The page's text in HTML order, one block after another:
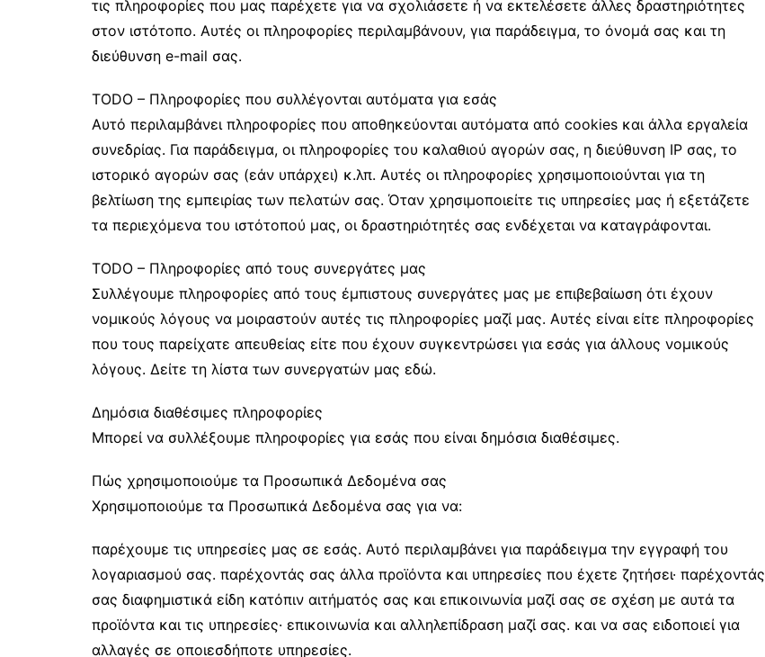
τις πληροφορίες που μας παρέχετε για να σχολιάσετε ή να εκτελέσετε άλλες δραστηριότητες
στον ιστότοπο. Αυτές οι πληροφορίες περιλαμβάνουν, για παράδειγμα, το όνομά σας και τη
διεύθυνση e-mail σας.
TODO – Πληροφορίες που συλλέγονται αυτόματα για εσάς
Αυτό περιλαμβάνει πληροφορίες που αποθηκεύονται αυτόματα από cookies και άλλα εργαλεία
συνεδρίας. Για παράδειγμα, οι πληροφορίες του καλαθιού αγορών σας, η διεύθυνση IP σας, το
ιστορικό αγορών σας (εάν υπάρχει) κ.λπ. Αυτές οι πληροφορίες χρησιμοποιούνται για τη
βελτίωση της εμπειρίας των πελατών σας. Όταν χρησιμοποιείτε τις υπηρεσίες μας ή εξετάζετε
τα περιεχόμενα του ιστότοπού μας, οι δραστηριότητές σας ενδέχεται να καταγράφονται.
TODO – Πληροφορίες από τους συνεργάτες μας
Συλλέγουμε πληροφορίες από τους έμπιστους συνεργάτες μας με επιβεβαίωση ότι έχουν
νομικούς λόγους να μοιραστούν αυτές τις πληροφορίες μαζί μας. Αυτές είναι είτε πληροφορίες
που τους παρείχατε απευθείας είτε που έχουν συγκεντρώσει για εσάς για άλλους νομικούς
λόγους. Δείτε τη λίστα των συνεργατών μας εδώ.
Δημόσια διαθέσιμες πληροφορίες
Μπορεί να συλλέξουμε πληροφορίες για εσάς που είναι δημόσια διαθέσιμες.
Πώς χρησιμοποιούμε τα Προσωπικά Δεδομένα σας
Χρησιμοποιούμε τα Προσωπικά Δεδομένα σας για να:
παρέχουμε τις υπηρεσίες μας σε εσάς. Αυτό περιλαμβάνει για παράδειγμα την εγγραφή του
λογαριασμού σας. παρέχοντάς σας άλλα προϊόντα και υπηρεσίες που έχετε ζητήσει· παρέχοντάς
σας διαφημιστικά είδη κατόπιν αιτήματός σας και επικοινωνία μαζί σας σε σχέση με αυτά τα
προϊόντα και τις υπηρεσίες· επικοινωνία και αλληλεπίδραση μαζί σας. και να σας ειδοποιεί για
αλλαγές σε οποιεσδήποτε υπηρεσίες.